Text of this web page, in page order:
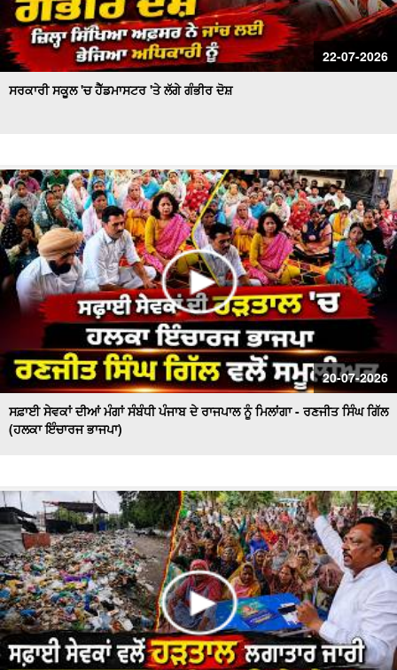
22-07-2026
ਸਰਕਾਰੀ ਸਕੂਲ 'ਚ ਹੈੱਡਮਾਸਟਰ 'ਤੇ ਲੱਗੇ ਗੰਭੀਰ ਦੋਸ਼
20-07-2026
ਸਫ਼ਾਈ ਸੇਵਕਾਂ ਦੀਆਂ ਮੰਗਾਂ ਸੰਬੰਧੀ ਪੰਜਾਬ ਦੇ ਰਾਜਪਾਲ ਨੂੰ ਮਿਲਾਂਗਾ - ਰਣਜੀਤ ਸਿੰਘ ਗਿੱਲ
(ਹਲਕਾ ਇੰਚਾਰਜ ਭਾਜਪਾ)